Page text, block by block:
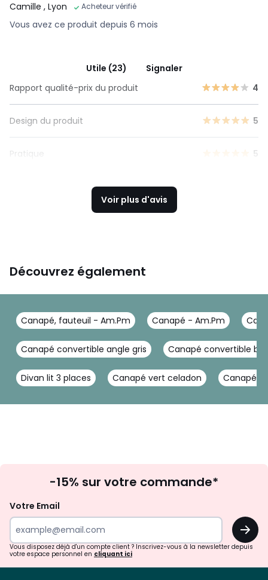
Camille , Lyon Acheteur vérifié
Vous avez ce produit depuis 6 mois
Utile (23)
Signaler
Rapport qualité-prix du produit
4
Design du produit 5
Pratique 5
Voir plus d'avis
Découvrez également
Canapé, fauteuil - Am.Pm Canapé - Am.Pm
Canapé convertible angle gris Canapé convertible
Divan lit 3 places Canapé vert celadon Canapé
à
newsletter
-15% sur votre commande*
Votre Email
OK
Vous disposez déjà d'un compte client ? Inscrivez-vous à la newsletter depuis
votre espace personnel en cliquant ici